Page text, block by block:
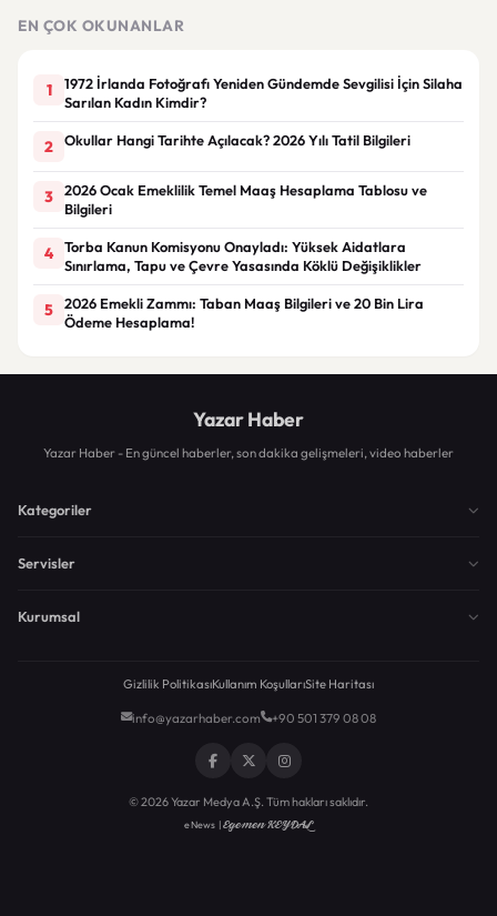
EN ÇOK OKUNANLAR
1
1972 İrlanda Fotoğrafı Yeniden Gündemde Sevgilisi İçin Silaha
Sarılan Kadın Kimdir?
2 Okullar Hangi Tarihte Açılacak? 2026 Yılı Tatil Bilgileri
3
2026 Ocak Emeklilik Temel Maaş Hesaplama Tablosu ve
Bilgileri
4
Torba Kanun Komisyonu Onayladı: Yüksek Aidatlara
Sınırlama, Tapu ve Çevre Yasasında Köklü Değişiklikler
5
2026 Emekli Zammı: Taban Maaş Bilgileri ve 20 Bin Lira
Ödeme Hesaplama!
Yazar Haber
Yazar Haber - En güncel haberler, son dakika gelişmeleri, video haberler
Kategoriler
Servisler
Kurumsal
Gizlilik PolitikasıKullanım KoşullarıSite Haritası
info@yazarhaber.com +90 501 379 08 08
© 2026 Yazar Medya A.Ş. Tüm hakları saklıdır.
eNews |Egemen KEYDAL